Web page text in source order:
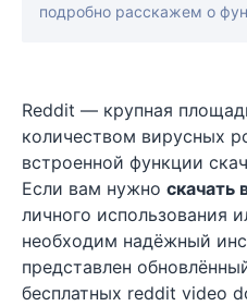
подробно расскажем о
Reddit — крупная
количеством вирусных
встроенной функции
Если вам нужно скачать
личного использования
необходим надёжный
представлен
бесплатных reddit video